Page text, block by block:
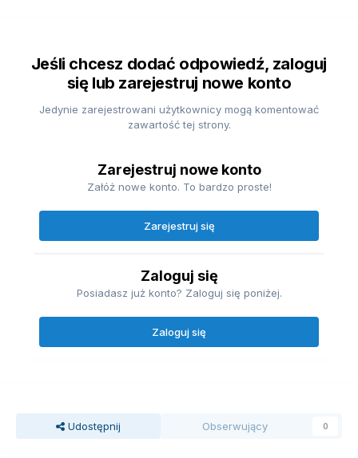
Jeśli chcesz dodać odpowiedź, zaloguj
się lub zarejestruj nowe konto
Jedynie zarejestrowani użytkownicy mogą komentować
zawartość tej strony.
Zarejestruj nowe konto
Załóż nowe konto. To bardzo proste!
Zarejestruj się
Zaloguj się
Posiadasz już konto? Zaloguj się poniżej.
Zaloguj się
Udostępnij Obserwujący 0